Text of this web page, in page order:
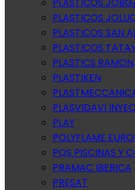
PLASTICOS
PLASTICOS SAN
PLASTICOS
PLASTICS
PLASTIKEN
PLASVIDAVI
PLAY
POLYFLAME
PQS PISCINAS Y
PRAMAC IBERICA
PRESAT